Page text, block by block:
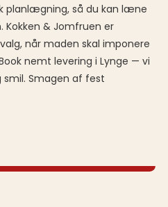
planlægning, så du kan læne
Kokken & Jomfruen er
når maden skal imponere
nemt levering i Lynge — vi
Smagen af fest